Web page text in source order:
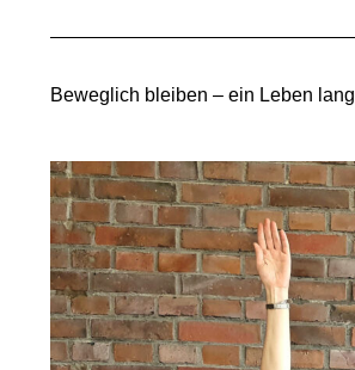
Beweglich bleiben – ein Leben lang